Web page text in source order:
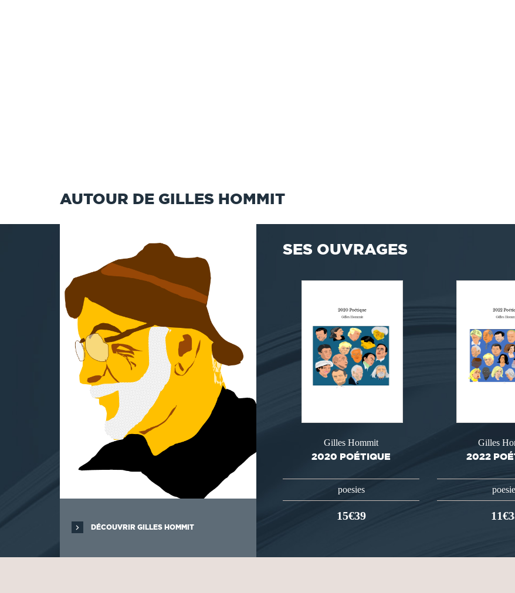
AUTOUR DE GILLES HOMMIT
DÉCOUVRIR GILLES HOMMIT
SES OUVRAGES
Gilles Hommit
2020 POÉTIQUE
poesies
15€39
Gilles
2022